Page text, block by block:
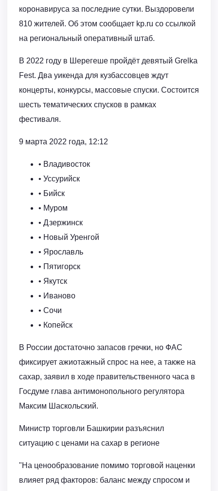
коронавируса за последние сутки. Выздоровели
810 жителей. Об этом сообщает kp.ru со ссылкой
на региональный оперативный штаб.
В 2022 году в Шерегеше пройдёт девятый Grelka
Fest. Два уикенда для кузбассовцев ждут
концерты, конкурсы, массовые спуски. Состоится
шесть тематических спусков в рамках
фестиваля.
9 марта 2022 года, 12:12
• Владивосток
• Уссурийск
• Бийск
• Муром
• Дзержинск
• Новый Уренгой
• Ярославль
• Пятигорск
• Якутск
• Иваново
• Сочи
• Копейск
В России достаточно запасов гречки, но ФАС
фиксирует ажиотажный спрос на нее, а также на
сахар, заявил в ходе правительственного часа в
Госдуме глава антимонопольного регулятора
Максим Шаскольский.
Министр торговли Башкирии разъяснил
ситуацию с ценами на сахар в регионе
"На ценообразование помимо торговой наценки
влияет ряд факторов: баланс между спросом и